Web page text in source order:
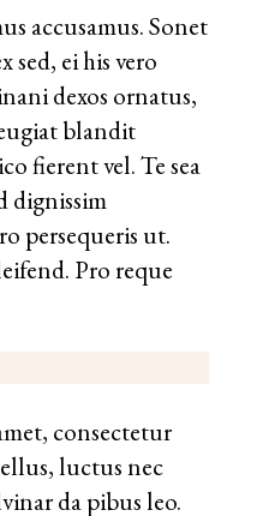
accusamus. Sonet
sed, ei his vero
dexos ornatus,
blandit
fierent vel. Te sea
dignissim
persequeris ut.
Pro reque
consectetur
luctus nec
da pibus leo.